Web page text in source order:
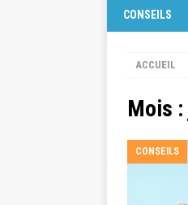
CONSEILS
ACCUEIL
Mois :
CONSEILS